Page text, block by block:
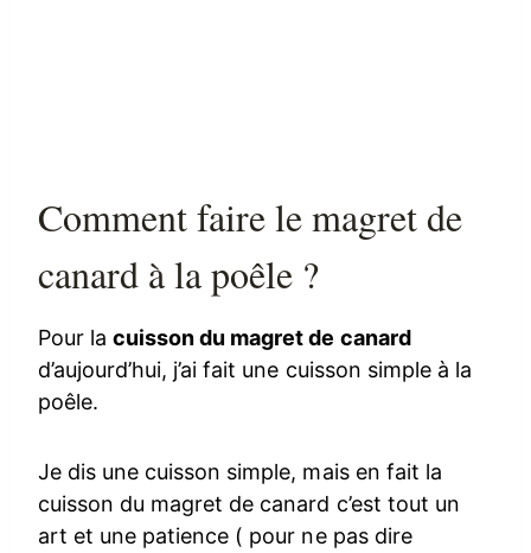
Comment faire le magret de
canard à la poêle ?
Pour lacuisson du magret de canard
d’aujourd’hui, j’ai fait une cuisson simple à la
poêle.
Je dis une cuisson simple, mais en fait la
cuisson du magret de canard c’est tout un
art et une patience ( pour ne pas dire